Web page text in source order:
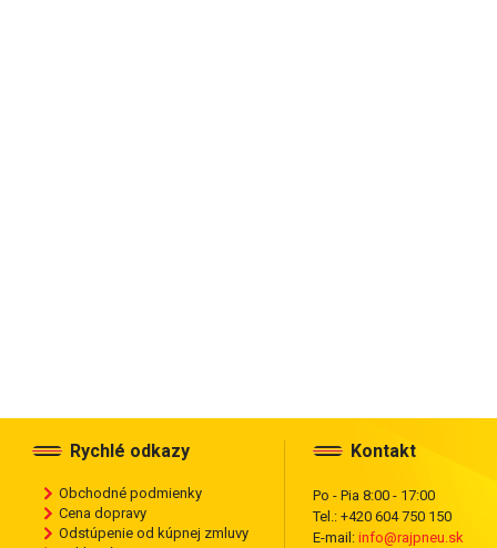
Rychlé odkazy
Obchodné podmienky
Cena dopravy
Odstúpenie od kúpnej zmluvy
Kontakt
Po - Pia 8:00 - 17:00
Tel.: +420 604 750 150
E-mail: info@rajpneu.sk